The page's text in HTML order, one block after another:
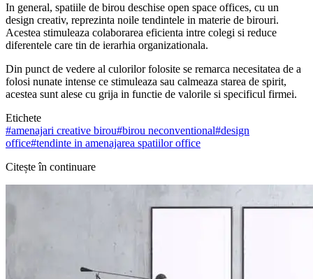
In general, spatiile de birou deschise open space offices, cu un
design creativ, reprezinta noile tendintele in materie de birouri.
Acestea stimuleaza colaborarea eficienta intre colegi si reduce
diferentele care tin de ierarhia organizationala.
Din punct de vedere al culorilor folosite se remarca necesitatea de a
folosi nunate intense ce stimuleaza sau calmeaza starea de spirit,
acestea sunt alese cu grija in functie de valorile si specificul firmei.
Etichete
#amenajari creative birou#birou neconventional#design
office#tendinte in amenajarea spatiilor office
Citește în continuare